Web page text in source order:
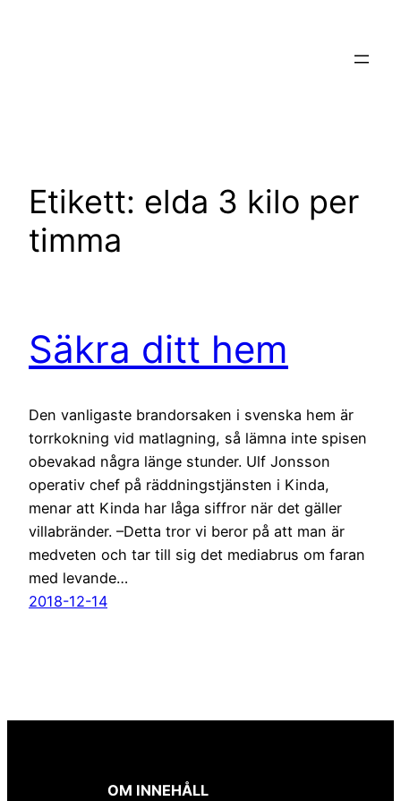
Etikett: elda 3 kilo per
timma
Säkra ditt hem
Den vanligaste brandorsaken i svenska hem är
torrkokning vid matlagning, så lämna inte spisen
obevakad några länge stunder. Ulf Jonsson
operativ chef på räddningstjänsten i Kinda,
menar att Kinda har låga siffror när det gäller
villabränder. –Detta tror vi beror på att man är
medveten och tar till sig det mediabrus om faran
med levande…
2018-12-14
OM INNEHÅLL